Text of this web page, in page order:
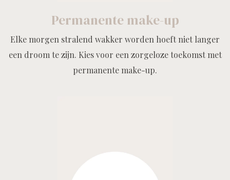
Permanente make-up
Elke morgen stralend wakker worden hoeft niet langer
een droom te zijn. Kies voor een zorgeloze toekomst met
permanente make-up.